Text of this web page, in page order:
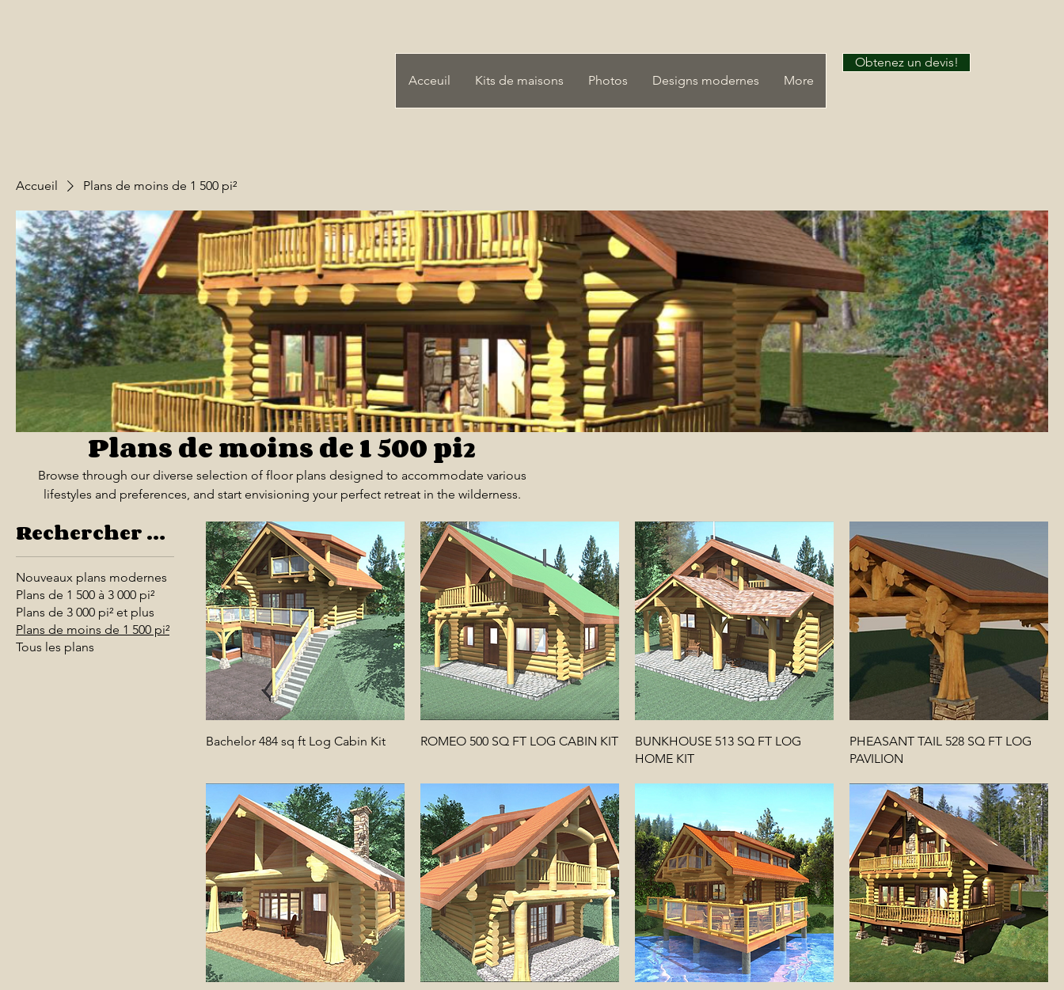
Acceuil Kits de maisons Photos Designs modernes More
Obtenez un devis!
Accueil Plans de moins de 1 500 pi²
Plans de moins de 1 500 pi²
Browse through our diverse selection of floor plans designed to accommodate various
lifestyles and preferences, and start envisioning your perfect retreat in the wilderness.
Rechercher par
Nouveaux plans modernes
Plans de 1 500 à 3 000 pi²
Plans de 3 000 pi² et plus
Plans de moins de 1 500 pi²
Tous les plans
Bachelor 484 sq ft Log Cabin Kit ROMEO 500 SQ FT LOG CABIN KIT
BUNKHOUSE 513 SQ FT LOG
HOME KIT
PHEASANT TAIL 528 SQ FT LOG
PAVILION